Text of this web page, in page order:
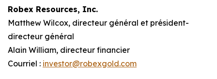
Robex Resources, Inc.
Matthew Wilcox, directeur général et président-
directeur général
Alain William, directeur financier
Courriel : investor@robexgold.com